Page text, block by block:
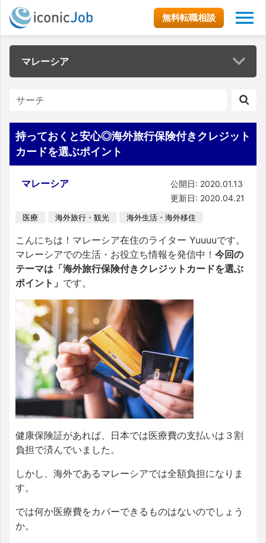
無料転職相談
マレーシア
持っておくと安心◎海外旅行保険付きクレジット
カードを選ぶポイント
マレーシア
公開日: 2020.01.13
更新日: 2020.04.21
医療 海外旅行・観光 海外生活・海外移住
こんにちは！マレーシア在住のライター Yuuuuです。
マレーシアでの生活・お役立ち情報を発信中！ 今回の
テーマは「海外旅行保険付きクレジットカードを選ぶ
ポイント」 です。
健康保険証があれば、日本では医療費の支払いは３割
負担で済んでいました。
しかし、海外であるマレーシアでは全額負担になりま
す。
では何か医療費をカバーできるものはないのでしょう
か。